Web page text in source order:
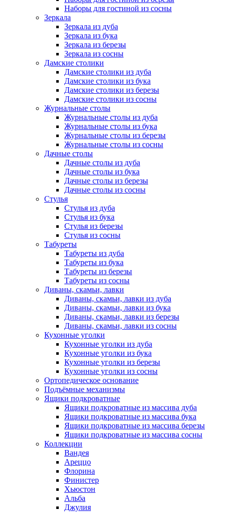
Наборы для гостиной из сосны
Зеркала
Зеркала из дуба
Зеркала из бука
Зеркала из березы
Зеркала из сосны
Дамские столики
Дамские столики из дуба
Дамские столики из бука
Дамские столики из березы
Дамские столики из сосны
Журнальные столы
Журнальные столы из дуба
Журнальные столы из бука
Журнальные столы из березы
Журнальные столы из сосны
Дачные столы
Дачные столы из дуба
Дачные столы из бука
Дачные столы из березы
Дачные столы из сосны
Стулья
Стулья из дуба
Стулья из бука
Стулья из березы
Стулья из сосны
Табуреты
Табуреты из дуба
Табуреты из бука
Табуреты из березы
Табуреты из сосны
Диваны, скамьи, лавки
Диваны, скамьи, лавки из дуба
Диваны, скамьи, лавки из бука
Диваны, скамьи, лавки из березы
Диваны, скамьи, лавки из сосны
Кухонные уголки
Кухонные уголки из дуба
Кухонные уголки из бука
Кухонные уголки из березы
Кухонные уголки из сосны
Ортопедическое основание
Подъёмные механизмы
Ящики подкроватные
Ящики подкроватные из массива дуба
Ящики подкроватные из массива бука
Ящики подкроватные из массива березы
Ящики подкроватные из массива сосны
Коллекции
Вандея
Ареццо
Флорина
Финистер
Хьюстон
Альба
Джулия